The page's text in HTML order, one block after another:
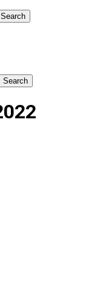
Search
Search